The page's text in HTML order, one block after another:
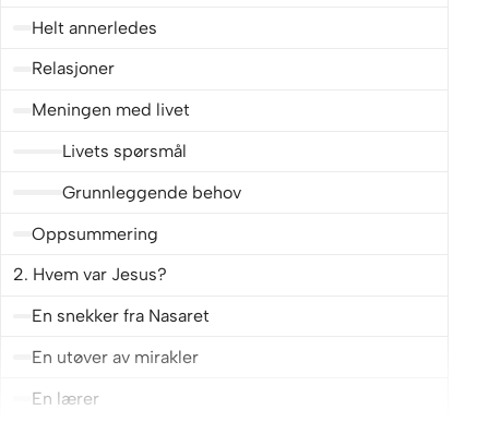
Hva venter du på?
Meld deg på nettkurset nå!
Nettkurs med e-coach
Ønsker du å ta nettkurset «Hvorfor Jesus?» med en e-
coach?
Da kan du melde deg på dette kurset.
Helt annerledes
Relasjoner
Meningen med livet
Livets spørsmål
Grunnleggende behov
Oppsummering
2. Hvem var Jesus?
En snekker fra Nasaret
En utøver av mirakler
En lærer